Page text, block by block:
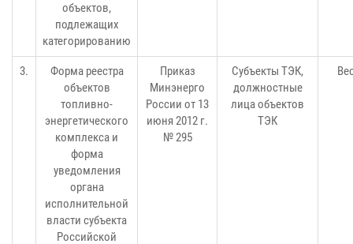
объектов,
подлежащих
категорированию
3.
Форма реестра
объектов
топливно-
энергетического
комплекса и
форма
уведомления
органа
исполнительной
власти субъекта
Российской
Приказ
Минэнерго
России от 13
июня 2012 г.
№ 295
Субъекты ТЭК,
должностные
лица объектов
ТЭК